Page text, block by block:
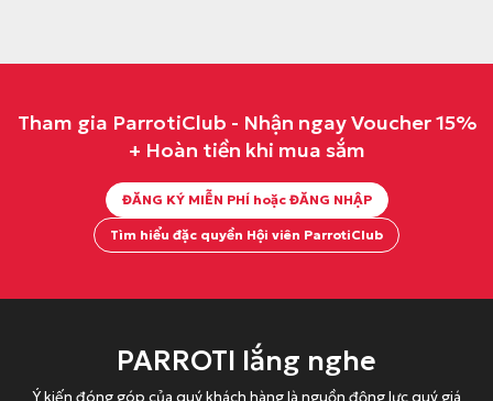
Tham gia ParrotiClub - Nhận ngay Voucher 15%
+ Hoàn tiền khi mua sắm
ĐĂNG KÝ MIỄN PHÍ hoặc ĐĂNG NHẬP
Tìm hiểu đặc quyền Hội viên ParrotiClub
PARROTI lắng nghe